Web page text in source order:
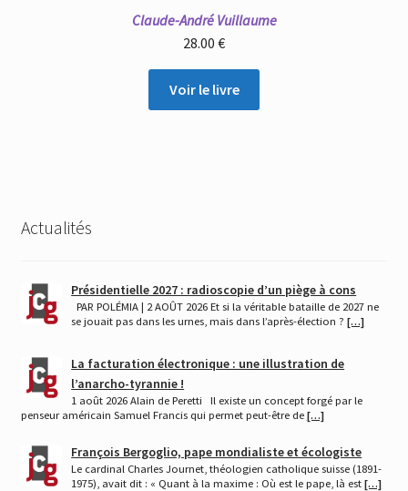
Claude-André Vuillaume
28.00 €
Voir le livre
Actualités
Présidentielle 2027 : radioscopie d’un piège à cons
PAR POLÉMIA | 2 AOÛT 2026 Et si la véritable bataille de 2027 ne
se jouait pas dans les urnes, mais dans l’après-élection ?[…]
La facturation électronique : une illustration de
l’anarcho-tyrannie !
1 août 2026 Alain de Peretti Il existe un concept forgé par le
penseur américain Samuel Francis qui permet peut-être de […]
François Bergoglio, pape mondialiste et écologiste
Le cardinal Charles Journet, théologien catholique suisse (1891-
1975), avait dit : « Quant à la maxime : Où est le pape, là est[…]